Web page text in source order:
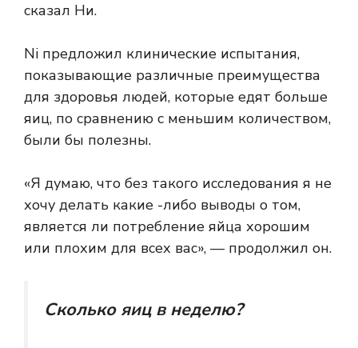
сказал Ни.
Ni предложил клинические испытания,
показывающие различные преимущества
для здоровья людей, которые едят больше
яиц, по сравнению с меньшим количеством,
были бы полезны.
«Я думаю, что без такого исследования я не
хочу делать какие -либо выводы о том,
является ли потребление яйца хорошим
или плохим для всех вас», — продолжил он.
Сколько яиц в неделю?